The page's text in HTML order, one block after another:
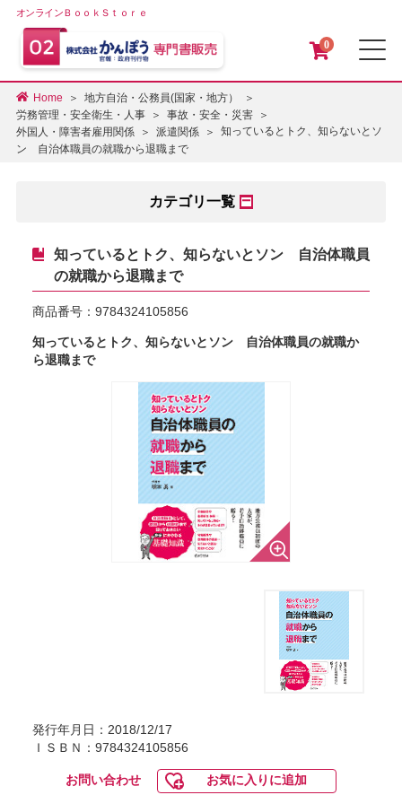
オンラインＢｏｏｋＳｔｏｒｅ
0
Home
地方自治・公務員(国家・地方）
労務管理・安全衛生・人事
事故・安全・災害
外国人・障害者雇用関係
派遣関係
知っているとトク、知らないとソ
ン 自治体職員の就職から退職まで
カテゴリ一覧
知っているとトク、知らないとソン 自治体職員
の就職から退職まで
商品番号： 9784324105856
知っているとトク、知らないとソン 自治体職員の就職か
ら退職まで
発行年月日：2018/12/17
ＩＳＢＮ：9784324105856
お問い合わせ お気に入りに追加